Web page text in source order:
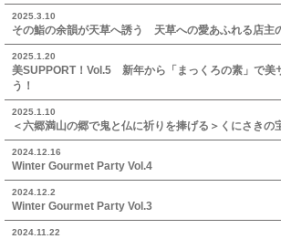
2025.3.10
その鮨の余韻が天草へ誘う 天草への愛あふれる店主
2025.1.20
美SUPPORT！Vol.5 新年から「まっくろの素」で美
う！
2025.1.10
＜六郷満山の郷で鬼と仏に祈りを捧げる＞くにさきの
2024.12.16
Winter Gourmet Party Vol.4
2024.12.2
Winter Gourmet Party Vol.3
2024.11.22